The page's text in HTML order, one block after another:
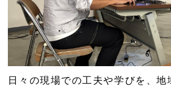
日々の現場での工夫や学びを、地